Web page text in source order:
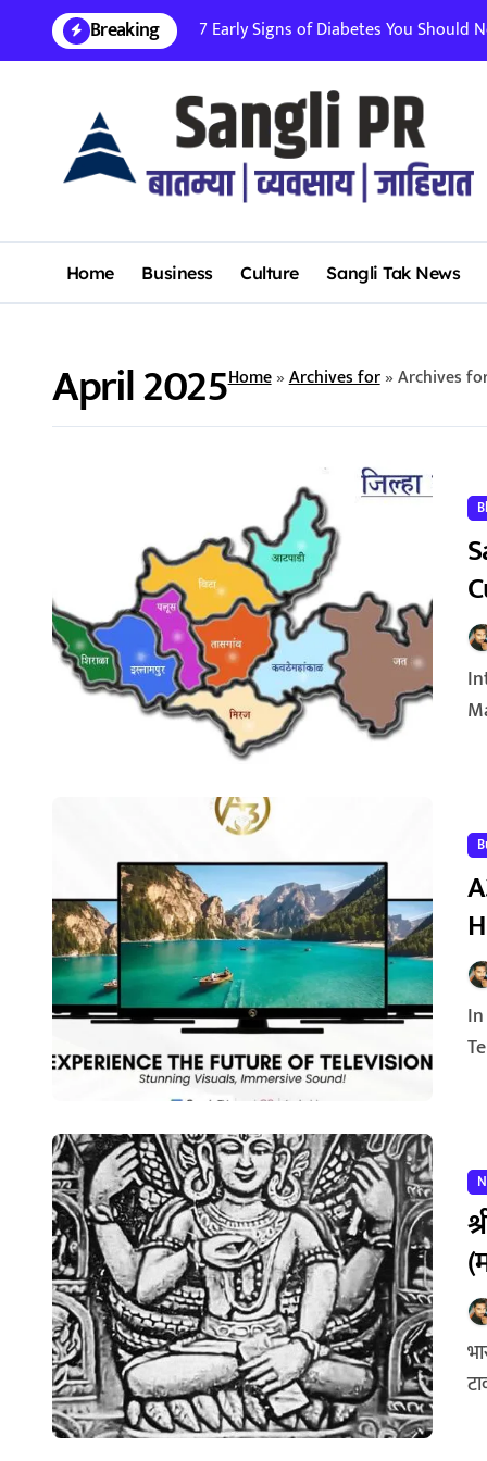
content
Breaking 7 Early Signs of Diabetes You Should
Home Business Culture Sangli Tak News
April 2025Home»Archives for»Archives
Introduction Nestled in the southwestern part of
In a world where entertainment meets innovation, A3
भारताच्या हिमालयापासून ते रामेश्वपर्यंत या संपूर्ण भारत वर्षांवर प्रभाव